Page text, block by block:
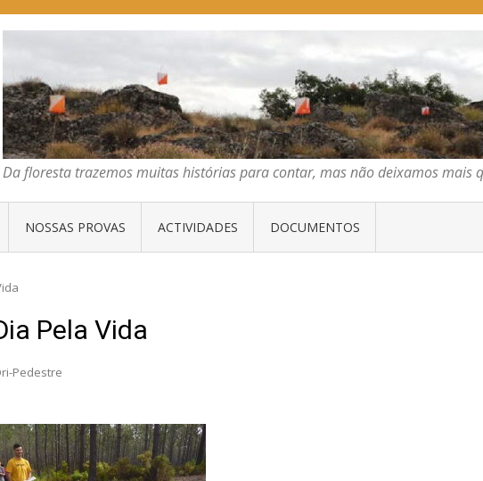
DE ORIENTAÇÃO DO CENTRO
trazemos muitas histórias para contar, mas não deixamos mais que algumas pegadas
Da floresta trazemos muitas histórias para contar, mas não deixamos mais
NOSSAS PROVAS ACTIVIDADES DOCUMENTOS
Pela Vida
Pedestre